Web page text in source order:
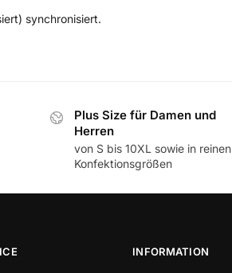
synchronisiert.
Plus Size für Damen und
Herren
von S bis 10XL sowie in reinen
Konfektionsgrößen
INFORMATION